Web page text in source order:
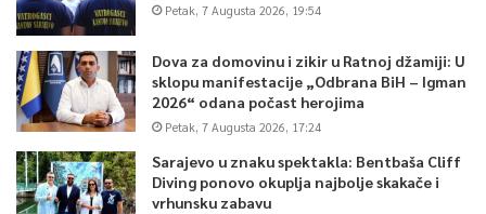
Petak, 7 Augusta 2026, 19:54
Dova za domovinu i zikir u Ratnoj džamiji: U
sklopu manifestacije „Odbrana BiH – Igman
2026“ odana počast herojima
Petak, 7 Augusta 2026, 17:24
Sarajevo u znaku spektakla: Bentbaša Cliff
Diving ponovo okuplja najbolje skakače i
vrhunsku zabavu